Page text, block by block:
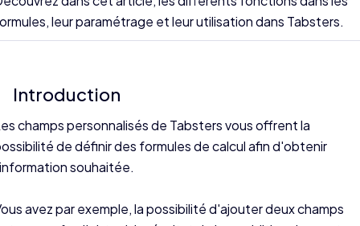
leur paramétrage et leur utilisation dans Tabsters.
Introduction
champs personnalisés de Tabsters vous offrent la
de définir des formules de calcul afin d'obtenir
souhaitée.
avez par exemple, la possibilité d'ajouter deux champs